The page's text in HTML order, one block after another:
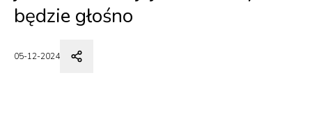
będzie głośno
05-12-2024